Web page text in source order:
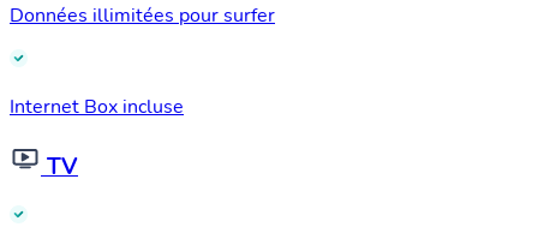
Données illimitées pour surfer
Internet Box incluse
TV